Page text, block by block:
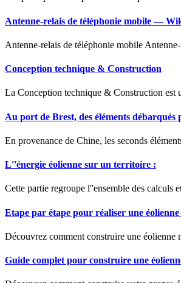
Antenne-relais de téléphonie mobile —
Antenne-relais de téléphonie mobile
Conception technique & Construction
La Conception technique & Construction est
Au port de Brest, des éléments débarqués
En provenance de Chine, les seconds
L''énergie éolienne sur un territoire :
Cette partie regroupe l''ensemble des calculs
Etape par étape pour réaliser une éolienne
Découvrez comment construire une éolienne
Guide complet pour construire une